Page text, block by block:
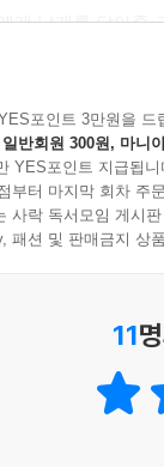
게 날개를 달아줄
기심이 가득한 독
동그라미 아이
읽어보세요. 매
신 자바스크립트
하려는 웹 개발자
포인트 3만원을 드
일반회원 300원, 마니
YES포인트 지급됩니
부터 마지막 회차 주
사락 독서모임 게시
패션 및 판매금지 상
11